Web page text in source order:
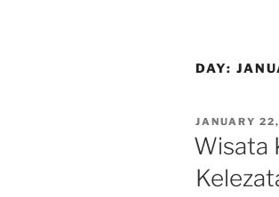
DAY:
POSTED
ON
JANUARY
Wisata